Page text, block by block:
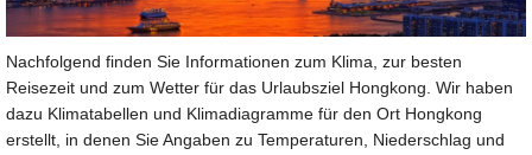
Nachfolgend finden Sie Informationen zum Klima, zur besten
Reisezeit und zum Wetter für das Urlaubsziel Hongkong. Wir haben
dazu Klimatabellen und Klimadiagramme für den Ort Hongkong
erstellt, in denen Sie Angaben zu Temperaturen, Niederschlag und